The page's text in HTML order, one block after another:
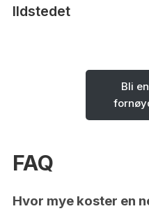
Ildstedet
Bli
FAQ
Hvor mye koster en